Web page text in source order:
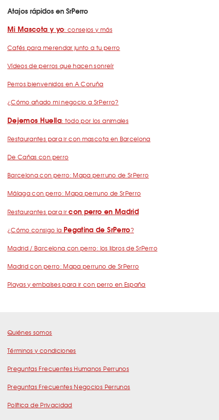
Atajos rápidos en SrPerro
Mi Mascota y yo: consejos y más
Cafés para merendar junto a tu perro
Vídeos de perros que hacen sonreír
Perros bienvenidos en A Coruña
¿Cómo añado mi negocio a SrPerro?
Dejemos Huella: todo por los animales
Restaurantes para ir con mascota en Barcelona
De Cañas con perro
Barcelona con perro: Mapa perruno de SrPerro
Málaga con perro: Mapa perruno de SrPerro
Restaurantes para ircon perro en Madrid
¿Cómo consigo la Pegatina de SrPerro?
Madrid / Barcelona con perro: los libros de SrPerro
Madrid con perro: Mapa perruno de SrPerro
Playas y embalses para ir con perro en España
Quiénes somos
Términos y condiciones
Preguntas Frecuentes Humanos Perrunos
Preguntas Frecuentes Negocios Perrunos
Política de Privacidad